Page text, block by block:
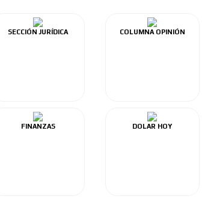
SECCIÓN JURÍDICA COLUMNA OPINIÓN
FINANZAS DOLAR HOY